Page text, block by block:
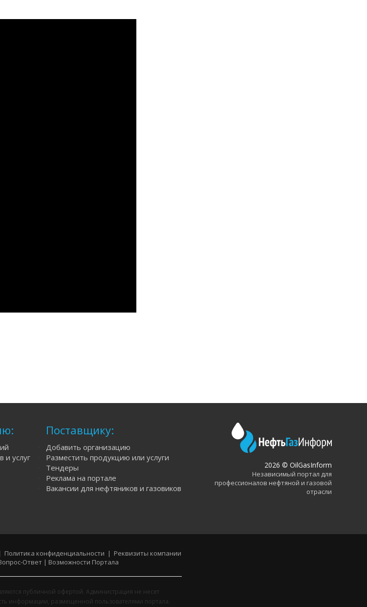
и услуг
Поставщику:
Добавить организацию
Разместить продукцию или услуги
Тендеры
Реклама на портале
Вакансии для нефтяников и газовиков
2026 © OilGasInform
Независимый портал для
профессионалов нефтяной и газовой
отрасли
Политика конфиденциальности | Реквизиты компании
Ответ | Возможности Портала
публичной офертой. Администрация не несет
информации, размещенной пользователями портала.